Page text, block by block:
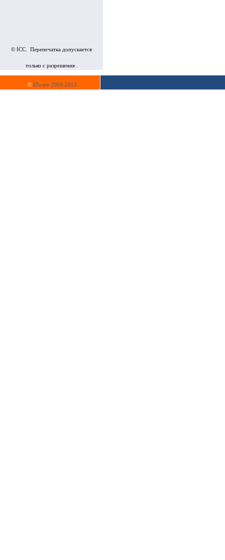
© ICC. Перепечатка допускается
только с разрешения .
© ITware 2000-2013